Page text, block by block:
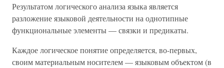
Результатом логического анализа языка является
разложение языковой деятельности на однотипные
функциональные элементы — связки и предикаты.
Каждое логическое понятие определяется, во-первых,
своим материальным носителем — языковым объектом (в